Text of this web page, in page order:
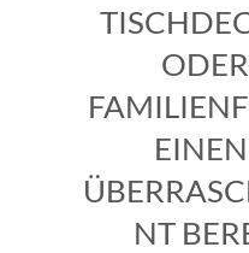
NT